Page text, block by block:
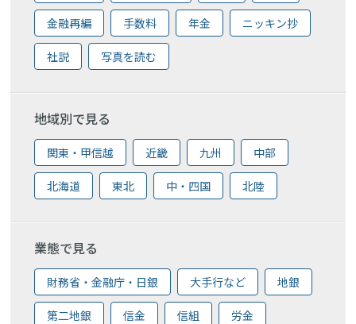
金融再編 手数料 年金 ニッキン抄
社説 写真を読む
地域別で見る
関東・甲信越 近畿 九州 中部
北海道 東北 中・四国 北陸
業態で見る
財務省・金融庁・日銀 大手行など 地銀
第二地銀 信金 信組 労金